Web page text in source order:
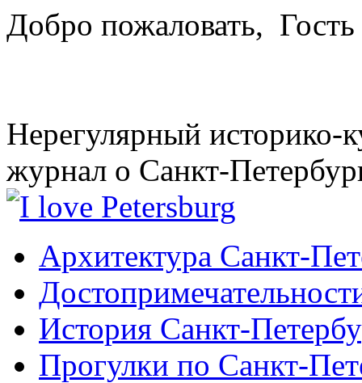
Добро пожаловать, Гость
Нерегулярный историко-
журнал о Санкт-
Архитектура Санкт-
История Санкт-
Прогулки по Санкт-